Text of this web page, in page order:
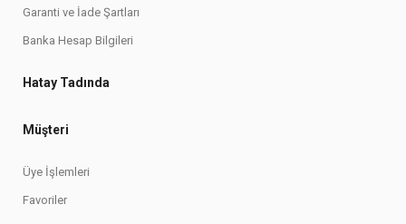
Garanti ve İade Şartları
Banka Hesap Bilgileri
Hatay Tadında
Müşteri
Üye İşlemleri
Favoriler